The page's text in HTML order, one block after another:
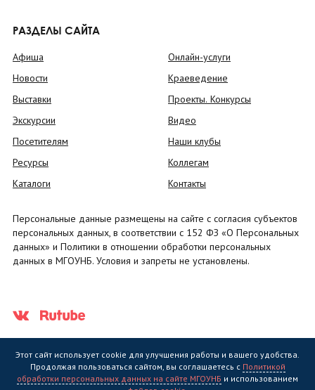
РАЗДЕЛЫ САЙТА
Афиша
Новости
Выставки
Экскурсии
Посетителям
Ресурсы
Каталоги
Онлайн-услуги
Краеведение
Проекты. Конкурсы
Видео
Наши клубы
Коллегам
Контакты
Персональные данные размещены на сайте с согласия субъектов
персональных данных, в соответствии с 152 ФЗ «О Персональных
данных» и Политики в отношении обработки персональных
данных в МГОУНБ. Условия и запреты не установлены.
Этот сайт использует cookie для улучшения работы и вашего удобства.
Продолжая пользоваться сайтом, вы соглашаетесь с Политикой
обработки персональных данных на сайте МГОУНБ и использованием